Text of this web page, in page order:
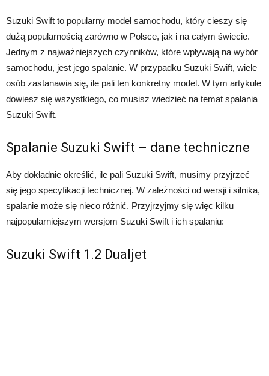
Suzuki Swift to popularny model samochodu, który cieszy się
dużą popularnością zarówno w Polsce, jak i na całym świecie.
Jednym z najważniejszych czynników, które wpływają na wybór
samochodu, jest jego spalanie. W przypadku Suzuki Swift, wiele
osób zastanawia się, ile pali ten konkretny model. W tym artykule
dowiesz się wszystkiego, co musisz wiedzieć na temat spalania
Suzuki Swift.
Spalanie Suzuki Swift – dane techniczne
Aby dokładnie określić, ile pali Suzuki Swift, musimy przyjrzeć
się jego specyfikacji technicznej. W zależności od wersji i silnika,
spalanie może się nieco różnić. Przyjrzyjmy się więc kilku
najpopularniejszym wersjom Suzuki Swift i ich spalaniu:
Suzuki Swift 1.2 Dualjet